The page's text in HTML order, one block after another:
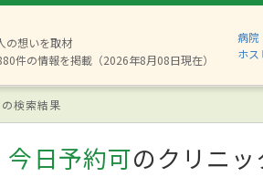
の想いを取材
件の情報を掲載（2026年8月08日現在）
病
ホ
検索結果
日予約可のクリニ